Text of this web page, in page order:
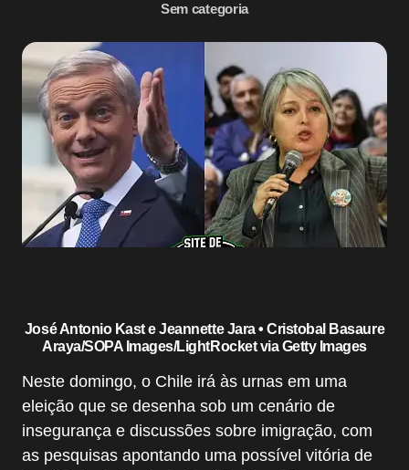
Sem categoria
José Antonio Kast e Jeannette Jara • Cristobal Basaure
Araya/SOPA Images/LightRocket via Getty Images
Neste domingo, o Chile irá às urnas em uma
eleição que se desenha sob um cenário de
insegurança e discussões sobre imigração, com
as pesquisas apontando uma possível vitória de